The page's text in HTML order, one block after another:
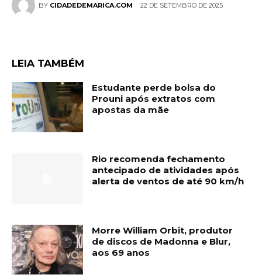
BY CIDADEDEMARICA.COM 22 DE SETEMBRO DE 2025
LEIA TAMBÉM
Estudante perde bolsa do
Prouni após extratos com
apostas da mãe
Rio recomenda fechamento
antecipado de atividades após
alerta de ventos de até 90 km/h
Morre William Orbit, produtor
de discos de Madonna e Blur,
aos 69 anos